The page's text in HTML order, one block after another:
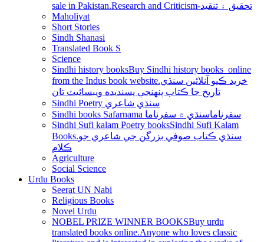
sale in Pakistan.Research and Criticism-تحقيق ۽ تنقيد
Maholiyat
Short Stories
Sindh Shanasi
Translated Book S
Science
Sindhi history booksBuy Sindhi history books online
from the Indus book website.خريد ڪيو آنلائين سنڌي
تاريخ جا ڪتاب پنھنجي پسنديده ويبسائيٽ تان
Sindhi Poetry سنڌي شاعري
Sindhi books Safarnama سفرناماسنڌي ۾ سفرناما
Sindhi Sufi kalam Poetry booksSindhi Sufi Kalam
Books.سنڌي ڪتاب صوفي بزرگن جي شاعري جو
ڪلام
Agriculture
Social Science
Urdu Books
Seerat UN Nabi
Religious Books
Novel Urdu
NOBEL PRIZE WINNER BOOKSBuy urdu
translated books online.Anyone who loves classic